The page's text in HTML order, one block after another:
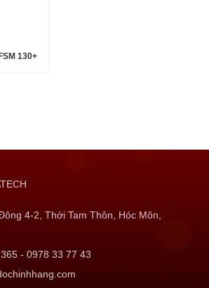
130+
4-2, Thới Tam Thôn, Hóc Môn,
- 0978 33 77 43